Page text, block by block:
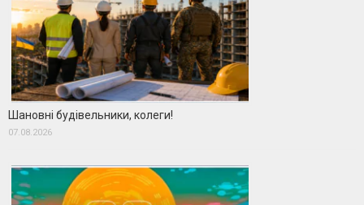
Шановні будівельники, колеги!
07.08.2026